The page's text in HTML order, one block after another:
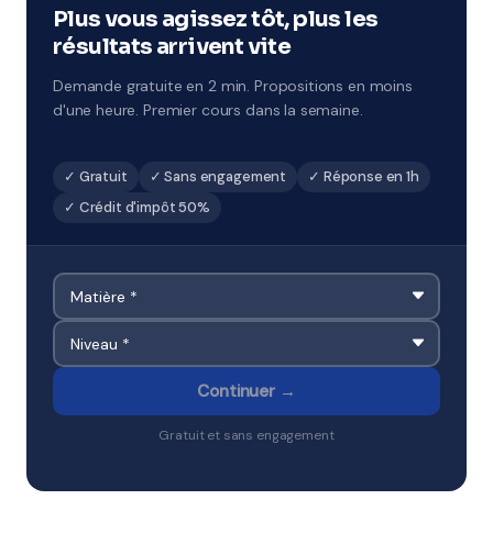
ciblé. À Angoulême et environs.
Plus vous agissez tôt, plus les
résultats arrivent vite
Demande gratuite en 2 min. Propositions en moins
d'une heure. Premier cours dans la semaine.
✓ Gratuit ✓ Sans engagement
✓ Réponse en 1h
✓ Crédit d'impôt 50%
Continuer →
Gratuit et sans engagement